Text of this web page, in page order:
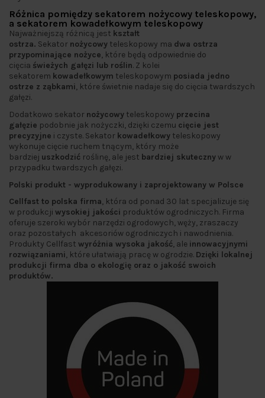
Różnica pomiędzy sekatorem nożycowy teleskopowy,
a sekatorem kowadełkowym teleskopowy
Najważniejszą różnicą jest kształt
ostrza. Sekator nożycowy teleskopowy ma dwa ostrza
przypominające nożyce, które będą odpowiednie do
cięcia świeżych gałęzi lub roślin. Z kolei
sekatorem kowadełkowym teleskopowym posiada jedno
ostrze z ząbkami, które świetnie nadaje się do cięcia twardszych
gałęzi.
Dodatkowo sekator nożycowy teleskopowy przecina
gałęzie podobnie jak nożyczki, dzięki czemu cięcie jest
precyzyjne i czyste. Sekator kowadełkowy teleskopowy
wykonuje cięcie ruchem tnącym, który może
bardziej uszkodzić roślinę, ale jest bardziej skutecznyw w
przypadku twardszych gałęzi.
Polski produkt - wyprodukowany i zaprojektowany w Polsce
Cellfast to polska firma, która od ponad 30 lat specjalizuje się
w produkcji wysokiej jakości produktów ogrodniczych. Firma
oferuje szeroki wybór narzędzi ogrodowych, węży, zraszaczy
oraz pozostałych akcesoriów ogrodniczych i nawodnienia.
Produkty Cellfast wyróżnia wysoka jakość, ale innowacyjnymi
rozwiązaniami, które ułatwiają pracę w ogrodzie. Dzięki lokalnej
produkcji firma dba o ekologię oraz o jakość swoich
produktów.